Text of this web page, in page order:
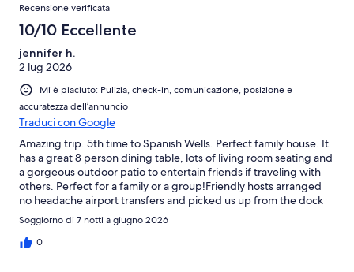
Recensione verificata
10/10 Eccellente
jennifer h.
2 lug 2026
Mi è piaciuto: Pulizia, check-in, comunicazione, posizione e
accuratezza dell’annuncio
Traduci con Google
Amazing trip. 5th time to Spanish Wells. Perfect family house. It
has a great 8 person dining table, lots of living room seating and
a gorgeous outdoor patio to entertain friends if traveling with
others. Perfect for a family or a group!Friendly hosts arranged
no headache airport transfers and picked us up from the dock
with a truck so we didn’t have to worry about our luggage.
Showed us around and highlighted new island spots on the
drive to the house. Everything was very clean, well maintained
Soggiorno di 7 notti a giugno 2026
0